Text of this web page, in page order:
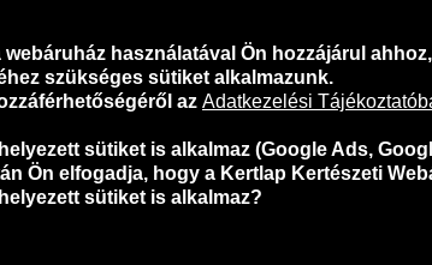
Ennek a lassú áteresztésű, 75
egészséges facsemetéket és fákat
A faöntöző zsák
Könnyen kezelhető,
ellentétben a bonyolult és
Olyan helyen is
használatával Ön hozzájárul
szükséges sütiket alkalmazunk.
az Adatkezelési
sütiket is alkalmaz (Google Ads,
Ön elfogadja, hogy a Kertlap Kertészeti
sütiket is alkalmaz?